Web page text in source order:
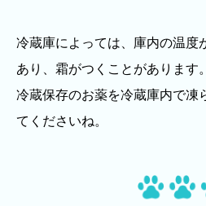
冷蔵庫によっては、庫内の温度
あり、霜がつくことがあります。
冷蔵保存のお薬を冷蔵庫内で凍
てくださいね。